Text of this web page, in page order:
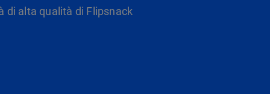
di alta qualità di Flipsnack